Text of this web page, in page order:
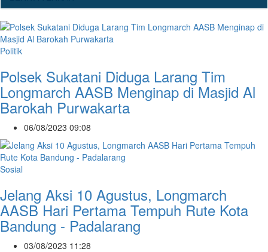
Politik
Polsek Sukatani Diduga Larang Tim
Longmarch AASB Menginap di Masjid Al
Barokah Purwakarta
06/08/2023 09:08
Sosial
Jelang Aksi 10 Agustus, Longmarch
AASB Hari Pertama Tempuh Rute Kota
Bandung - Padalarang
03/08/2023 11:28